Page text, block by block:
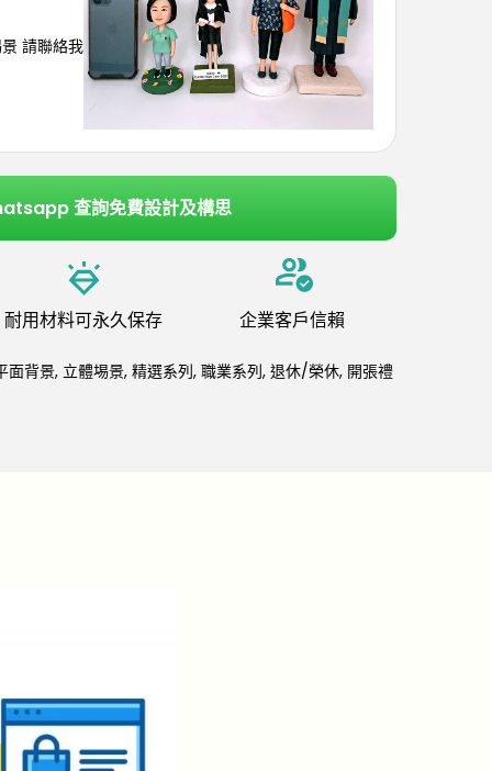
請聯絡我
查詢免費設計及構思
耐用材料可永久保存 企業客戶信賴
面背景, 立體埸景, 精選系列, 職業系列, 退休/榮休, 開張禮